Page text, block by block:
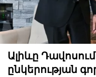
Ալիևը
ընկերության